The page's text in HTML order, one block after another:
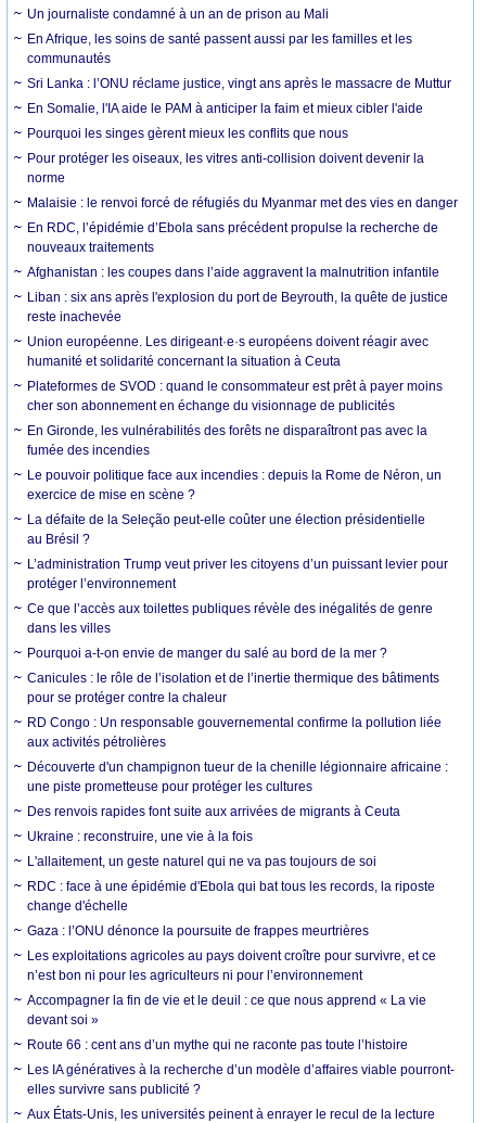
Un journaliste condamné à un an de prison au Mali
En Afrique, les soins de santé passent aussi par les familles et les
communautés
Sri Lanka : l’ONU réclame justice, vingt ans après le massacre de Muttur
En Somalie, l'IA aide le PAM à anticiper la faim et mieux cibler l'aide
Pourquoi les singes gèrent mieux les conflits que nous
Pour protéger les oiseaux, les vitres anti-collision doivent devenir la
norme
Malaisie : le renvoi forcé de réfugiés du Myanmar met des vies en danger
En RDC, l’épidémie d’Ebola sans précédent propulse la recherche de
nouveaux traitements
Afghanistan : les coupes dans l’aide aggravent la malnutrition infantile
Liban : six ans après l'explosion du port de Beyrouth, la quête de justice
reste inachevée
Union européenne. Les dirigeant·e·s européens doivent réagir avec
humanité et solidarité concernant la situation à Ceuta
Plateformes de SVOD : quand le consommateur est prêt à payer moins
cher son abonnement en échange du visionnage de publicités
En Gironde, les vulnérabilités des forêts ne disparaîtront pas avec la
fumée des incendies
Le pouvoir politique face aux incendies : depuis la Rome de Néron, un
exercice de mise en scène ?
La défaite de la Seleção peut-elle coûter une élection présidentielle
au Brésil ?
L’administration Trump veut priver les citoyens d’un puissant levier pour
protéger l’environnement
Ce que l’accès aux toilettes publiques révèle des inégalités de genre
dans les villes
Pourquoi a-t-on envie de manger du salé au bord de la mer ?
Canicules : le rôle de l’isolation et de l’inertie thermique des bâtiments
pour se protéger contre la chaleur
RD Congo : Un responsable gouvernemental confirme la pollution liée
aux activités pétrolières
Découverte d'un champignon tueur de la chenille légionnaire africaine :
une piste prometteuse pour protéger les cultures
Des renvois rapides font suite aux arrivées de migrants à Ceuta
Ukraine : reconstruire, une vie à la fois
L'allaitement, un geste naturel qui ne va pas toujours de soi
RDC : face à une épidémie d'Ebola qui bat tous les records, la riposte
change d'échelle
Gaza : l’ONU dénonce la poursuite de frappes meurtrières
Les exploitations agricoles au pays doivent croître pour survivre, et ce
n’est bon ni pour les agriculteurs ni pour l’environnement
Accompagner la fin de vie et le deuil : ce que nous apprend « La vie
devant soi »
Route 66 : cent ans d’un mythe qui ne raconte pas toute l’histoire
Les IA génératives à la recherche d’un modèle d’affaires viable pourront-
elles survivre sans publicité ?
Aux États-Unis, les universités peinent à enrayer le recul de la lecture